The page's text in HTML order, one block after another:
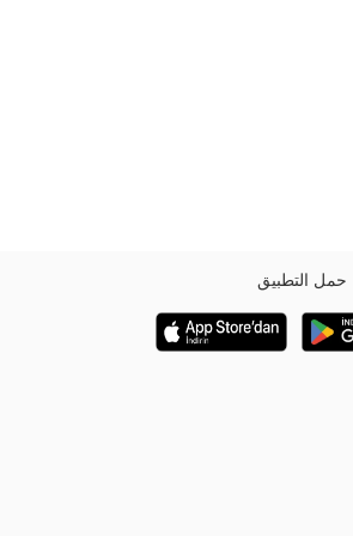
حمل التطبيق